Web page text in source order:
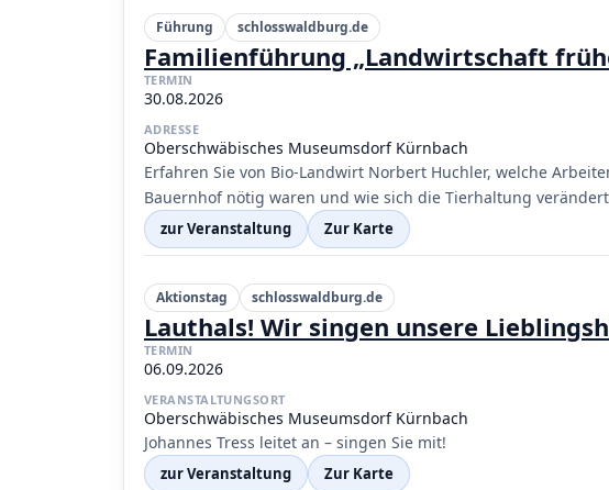
Führung schlosswaldburg.de
Familienführung „Landwirtschaft
TERMIN
30.08.2026
ADRESSE
Oberschwäbisches Museumsdorf Kürnbach
Erfahren Sie von Bio-Landwirt Norbert Huchler, welche
Bauernhof nötig waren und wie sich die Tierhaltung
zur Veranstaltung Zur Karte
Aktionstag schlosswaldburg.de
Lauthals! Wir singen unsere
TERMIN
06.09.2026
VERANSTALTUNGSORT
Oberschwäbisches Museumsdorf Kürnbach
Johannes Tress leitet an – singen Sie mit!
zur Veranstaltung Zur Karte